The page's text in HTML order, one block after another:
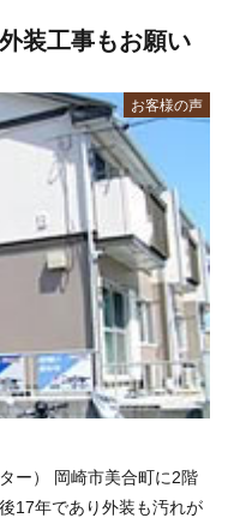
装工事もお願い
お客様の声
17年であり外装も汚れが